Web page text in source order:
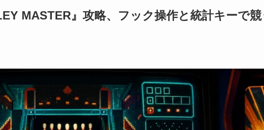
MASTER』攻略、フック操作と統計キーで